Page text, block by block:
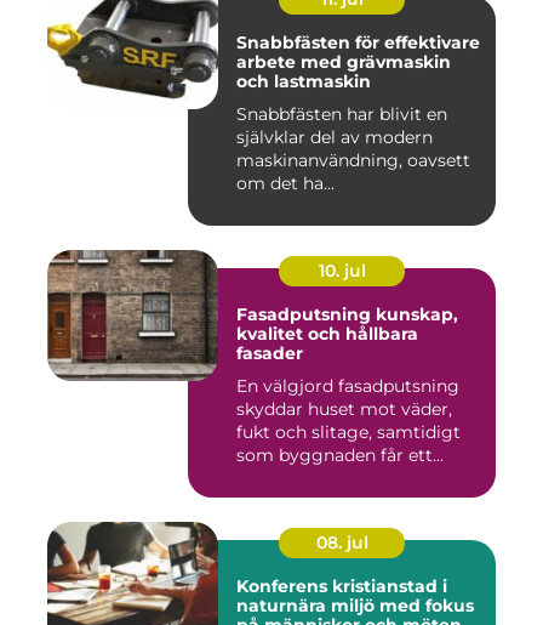
Snabbfästen för effektivare
arbete med grävmaskin
och lastmaskin
Snabbfästen har blivit en
självklar del av modern
maskinanvändning, oavsett
om det ha...
10. jul
Fasadputsning kunskap,
kvalitet och hållbara
fasader
En välgjord fasadputsning
skyddar huset mot väder,
fukt och slitage, samtidigt
som byggnaden får ett...
08. jul
Konferens kristianstad i
naturnära miljö med fokus